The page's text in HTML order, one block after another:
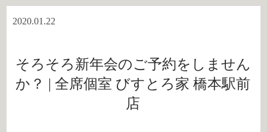
2020.01.22
そろそろ新年会のご予約をしません
か？ | 全席個室 びすとろ家 橋本駅前
店